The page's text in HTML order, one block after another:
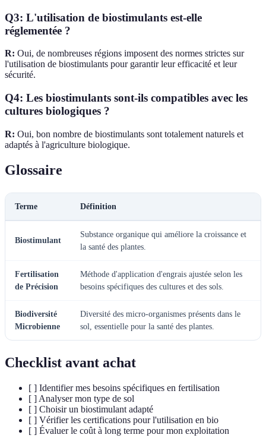
Q3: L'utilisation de biostimulants est-elle
réglementée ?
R: Oui, de nombreuses régions imposent des normes strictes sur
l'utilisation de biostimulants pour garantir leur efficacité et leur
sécurité.
Q4: Les biostimulants sont-ils compatibles avec les
cultures biologiques ?
R: Oui, bon nombre de biostimulants sont totalement naturels et
adaptés à l'agriculture biologique.
Glossaire
Terme Définition
Biostimulant
Substance organique qui améliore la croissance et
la santé des plantes.
Fertilisation
de Précision
Méthode d'application d'engrais ajustée selon les
besoins spécifiques des cultures et des sols.
Biodiversité
Microbienne
Diversité des micro-organismes présents dans le
sol, essentielle pour la santé des plantes.
Checklist avant achat
[ ] Identifier mes besoins spécifiques en fertilisation
[ ] Analyser mon type de sol
[ ] Choisir un biostimulant adapté
[ ] Vérifier les certifications pour l'utilisation en bio
[ ] Évaluer le coût à long terme pour mon exploitation